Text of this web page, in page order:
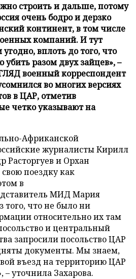
строить и дальше, потому
очень бодро и дерзко
континент, в том числе
компаний. И тут
вплоть до того, что
убить разом двух зайцев», –
военный корреспондент
во многих версиях
в ЦАР, отметив
четко указывают на
Африканской
журналисты Кирилл
Расторгуев и Орхан
поездку как
в
МИД Мария
того, что не было ни
относительно их там
и центральный
запросили посольство ЦАР
документы. Мы знаем,
въезд на территорию ЦАР
– уточнила Захарова.